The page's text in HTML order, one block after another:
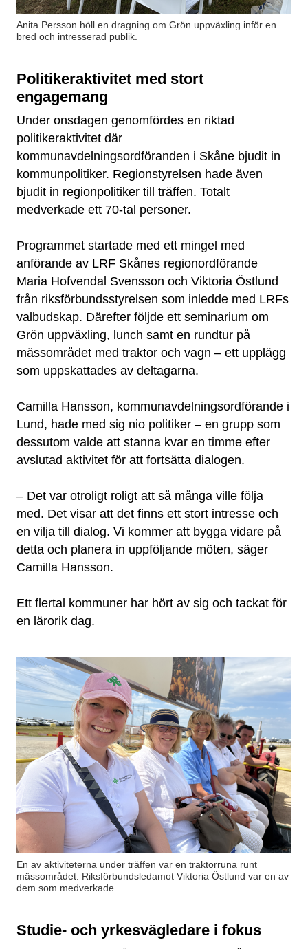
Anita Persson höll en dragning om Grön uppväxling inför en
bred och intresserad publik.
Politikeraktivitet med stort
engagemang
Under onsdagen genomfördes en riktad
politikeraktivitet där
kommunavdelningsordföranden i Skåne bjudit in
kommunpolitiker. Regionstyrelsen hade även
bjudit in regionpolitiker till träffen. Totalt
medverkade ett 70-tal personer.
Programmet startade med ett mingel med
anförande av LRF Skånes regionordförande
Maria Hofvendal Svensson och Viktoria Östlund
från riksförbundsstyrelsen som inledde med LRFs
valbudskap. Därefter följde ett seminarium om
Grön uppväxling, lunch samt en rundtur på
mässområdet med traktor och vagn – ett upplägg
som uppskattades av deltagarna.
Camilla Hansson, kommunavdelningsordförande i
Lund, hade med sig nio politiker – en grupp som
dessutom valde att stanna kvar en timme efter
avslutad aktivitet för att fortsätta dialogen.
– Det var otroligt roligt att så många ville följa
med. Det visar att det finns ett stort intresse och
en vilja till dialog. Vi kommer att bygga vidare på
detta och planera in uppföljande möten, säger
Camilla Hansson.
Ett flertal kommuner har hört av sig och tackat för
en lärorik dag.
En av aktiviteterna under träffen var en traktorruna runt
mässområdet. Riksförbundsledamot Viktoria Östlund var en av
dem som medverkade.
Studie- och yrkesvägledare i fokus